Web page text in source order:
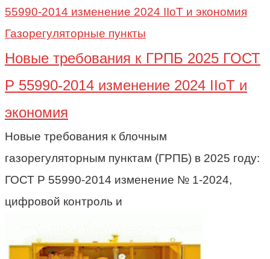
Газорегуляторные пункты
Новые требования к ГРПБ 2025 ГОСТ
Р 55990-2014 изменение 2024 IIoT и
экономия
Новые требования к блочным
газорегуляторным пунктам (ГРПБ) в 2025 году:
ГОСТ Р 55990-2014 изменение № 1-2024,
цифровой контроль и